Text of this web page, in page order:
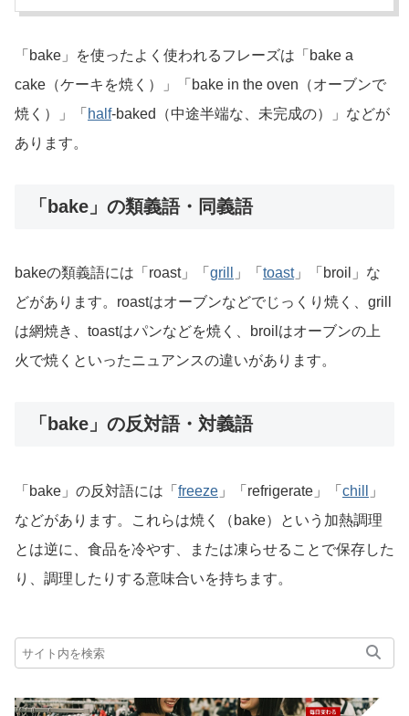
「bake」を使ったよく使われるフレーズは「bake a
cake（ケーキを焼く）」「bake in the oven（オーブンで
焼く）」「 half-baked（中途半端な、未完成の）」などが
あります。
「bake」の類義語・同義語
bakeの類義語には「roast」「 grill 」「 toast」「broil」な
どがあります。roastはオーブンなどでじっくり焼く、grill
は網焼き、toastはパンなどを焼く、broilはオーブンの上
火で焼くといったニュアンスの違いがあります。
「bake」の反対語・対義語
「bake」の反対語には「 freeze 」「refrigerate」「 chill
」
などがあります。これらは焼く（bake）という加熱調理
とは逆に、食品を冷やす、または凍らせることで保存した
り、調理したりする意味合いを持ちます。